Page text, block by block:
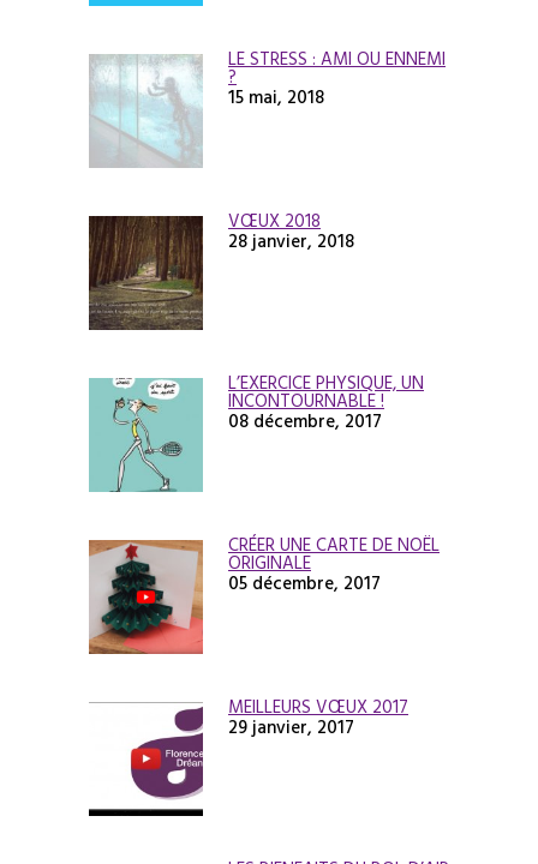
LE STRESS : AMI OU ENNEMI
?
15 mai, 2018
VŒUX 2018
28 janvier, 2018
L’EXERCICE PHYSIQUE, UN
INCONTOURNABLE !
08 décembre, 2017
CRÉER UNE CARTE DE NOËL
ORIGINALE
05 décembre, 2017
MEILLEURS VŒUX 2017
29 janvier, 2017